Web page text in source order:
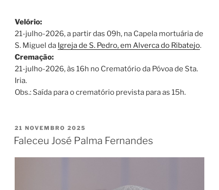
Velório:
21-julho-2026, a partir das 09h, na Capela mortuária de
S. Miguel da Igreja de S. Pedro, em Alverca do Ribatejo.
Cremação:
21-julho-2026, às 16h no Crematório da Póvoa de Sta.
Iria.
Obs.: Saída para o crematório prevista para as 15h.
PUBLICADO
EM
21 NOVEMBRO 2025
Faleceu José Palma Fernandes